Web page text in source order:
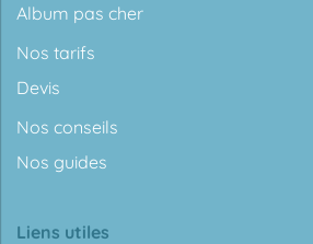
Album pas cher
Nos tarifs
Devis
Nos conseils
Nos guides
Liens utiles